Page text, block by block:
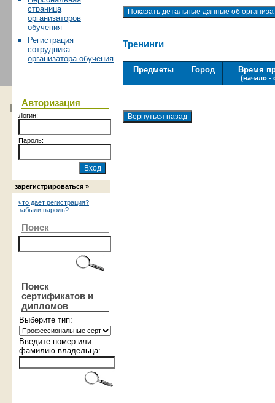
страница
организаторов
обучения
Регистрация
сотрудника
организатора обучения
Авторизация
Логин:
Пароль:
зарегистрироваться »
что дает регистрация?
забыли пароль?
Поиск
Поиск
сертификатов и
дипломов
Выберите тип:
Введите номер или
фамилию владельца:
Тренинги
Предметы Город Время
(начало -